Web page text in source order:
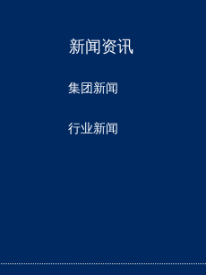
集团新闻
行业新闻
新闻资讯